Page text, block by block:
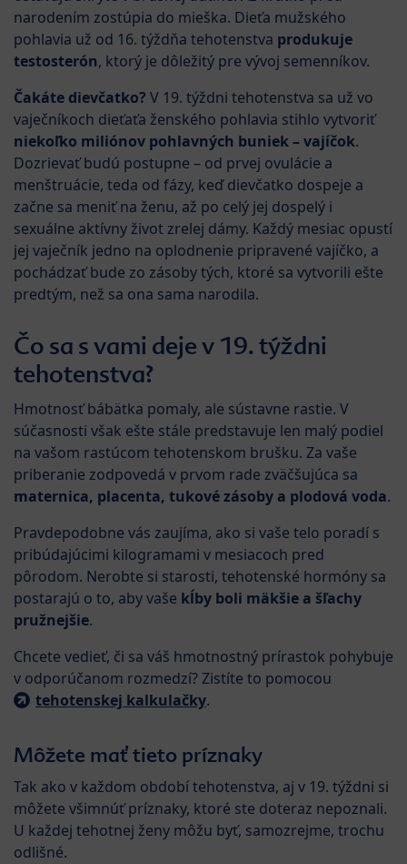
narodením zostúpia do mieška. Dieťa mužského
pohlavia už od 16. týždňa tehotenstva produkuje
testosterón, ktorý je dôležitý pre vývoj semenníkov.
Čakáte dievčatko? V 19. týždni tehotenstva sa už vo
vaječníkoch dieťaťa ženského pohlavia stihlo vytvoriť
niekoľko miliónov pohlavných buniek – vajíčok.
Dozrievať budú postupne – od prvej ovulácie a
menštruácie, teda od fázy, keď dievčatko dospeje a
začne sa meniť na ženu, až po celý jej dospelý i
sexuálne aktívny život zrelej dámy. Každý mesiac opustí
jej vaječník jedno na oplodnenie pripravené vajíčko, a
pochádzať bude zo zásoby tých, ktoré sa vytvorili ešte
predtým, než sa ona sama narodila.
Čo sa s vami deje v 19. týždni
tehotenstva?
Hmotnosť bábätka pomaly, ale sústavne rastie. V
súčasnosti však ešte stále predstavuje len malý podiel
na vašom rastúcom tehotenskom brušku. Za vaše
priberanie zodpovedá v prvom rade zväčšujúca sa
maternica, placenta, tukové zásoby a plodová voda.
Pravdepodobne vás zaujíma, ako si vaše telo poradí s
pribúdajúcimi kilogramami v mesiacoch pred
pôrodom. Nerobte si starosti, tehotenské hormóny sa
postarajú o to, aby vaše kĺby boli mäkšie a šľachy
pružnejšie.
Chcete vedieť, či sa váš hmotnostný prírastok pohybuje
v odporúčanom rozmedzí? Zistíte to pomocou
tehotenskej kalkulačky.
Môžete mať tieto príznaky
Tak ako v každom období tehotenstva, aj v 19. týždni si
môžete všimnúť príznaky, ktoré ste doteraz nepoznali.
U každej tehotnej ženy môžu byť, samozrejme, trochu
odlišné.